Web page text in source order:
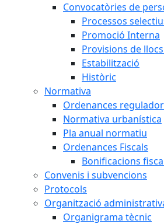
Convocatòries de
Processos
Promoció Interna
Provisions de
Estabilització
Històric
Normativa
Ordenances
Normativa urbanística
Pla anual normatiu
Ordenances Fiscals
Bonificacions
Convenis i subvencions
Protocols
Organització
Organigrama tècnic